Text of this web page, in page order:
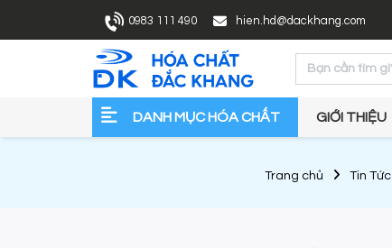
0983 111 490 hien.hd@dackhang.com
DANH MỤC HÓA CHẤT GIỚI THIỆU
Trang chủ Tin Tức